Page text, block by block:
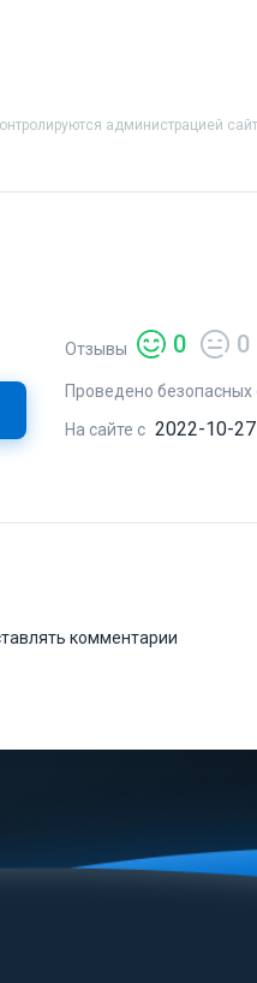
администрацией
Отзывы 0 0
Проведено безопасных
На сайте с 2022-10-27
комментарии